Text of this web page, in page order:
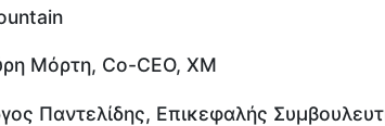
Μόρτη, Co-CEO, XM
Παντελίδης, Επικεφαλής